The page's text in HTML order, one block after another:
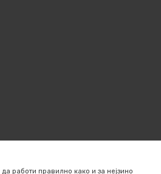
работи правилно како и за нејзино